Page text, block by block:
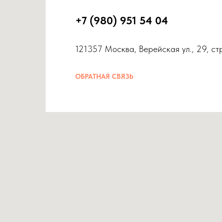
+7 (980) 951 54 04
121357 Москва, Верейская ул., 29,
ОБРАТНАЯ СВЯЗЬ